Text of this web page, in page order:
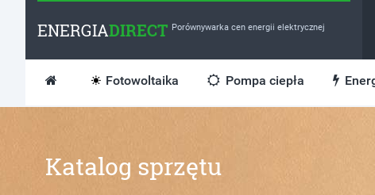
ENERGIADIRECT Porównywarka cen energii elektrycznej
Fotowoltaika Pompa ciepła
Katalog sprzętu